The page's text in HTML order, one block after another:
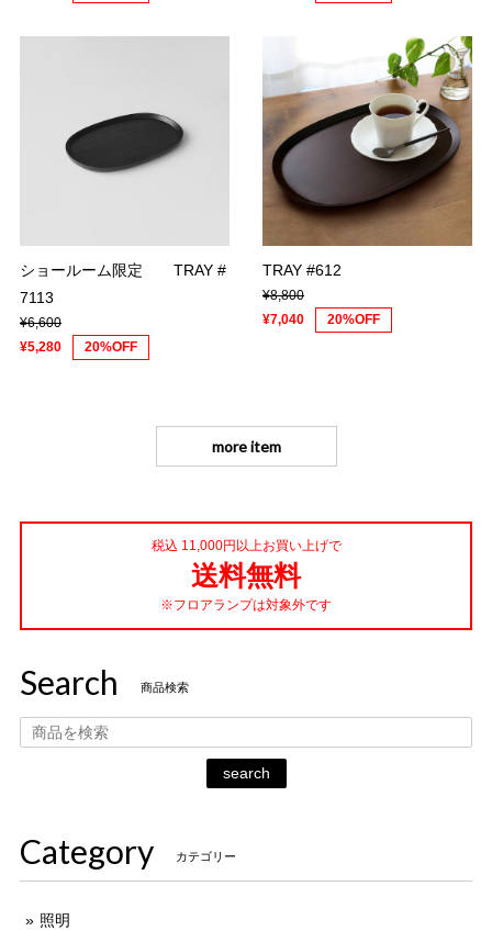
ショールーム限定 TRAY #
7113
¥6,600
¥5,280
20%OFF
TRAY #612
¥8,800
¥7,040
20%OFF
more item
税込 11,000円以上お買い上げで
送料無料
※フロアランプは対象外です
Search 商品検索
search
Category カテゴリー
照明